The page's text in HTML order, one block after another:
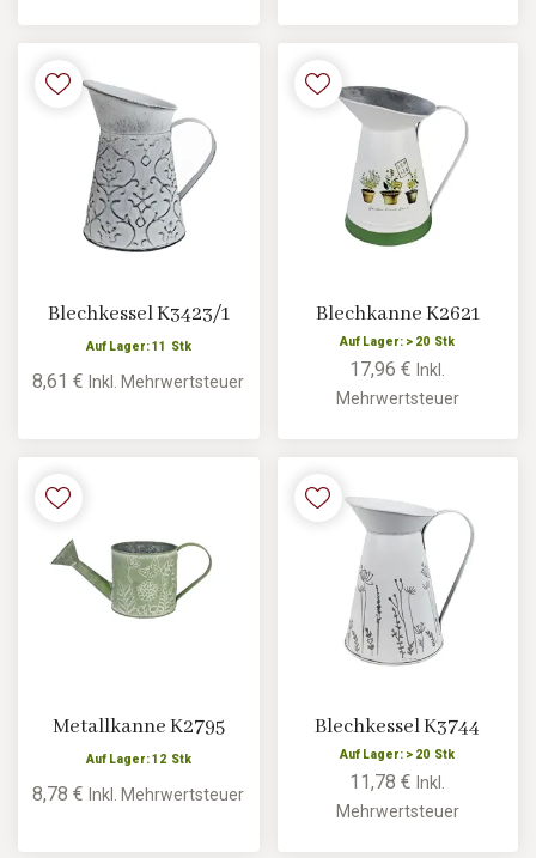
Blechkessel K3423/1
Auf Lager: 11 Stk
8,61 €Inkl. Mehrwertsteuer
Blechkanne K2621
Auf Lager: > 20 Stk
17,96 €Inkl.
Mehrwertsteuer
Metallkanne K2795
Auf Lager: 12 Stk
8,78 €Inkl. Mehrwertsteuer
Blechkessel K3744
Auf Lager: > 20 Stk
11,78 €Inkl.
Mehrwertsteuer